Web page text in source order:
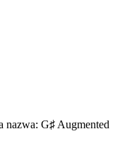
nazwa: G♯ Augmented